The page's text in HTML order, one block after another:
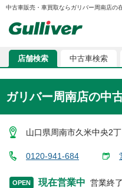
中古車販売・車買取ならガリバー周南店の
店舗検索 中古車検索
ガリバー周南店の中
山口県周南市久米中央2
0120-941-684
OPEN 現在営業中 営業終了